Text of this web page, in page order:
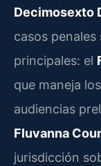
Decimosexto
casos
principales: el
que maneja
audiencias
Fluvanna
jurisdicción